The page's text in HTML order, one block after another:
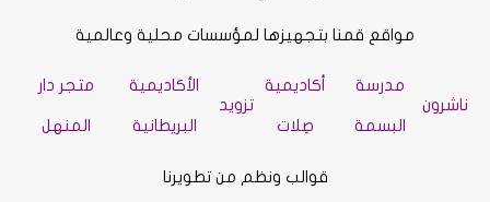
مواقع قمنا بتجهيزها لمؤسسات محلية وعالمية
ناشرون
مدرسة
البسمة
أكاديمية
صِلات
تزويد
الأكاديمية
البريطانية
متجر دار
المنهل
قوالب ونظم من تطويرنا